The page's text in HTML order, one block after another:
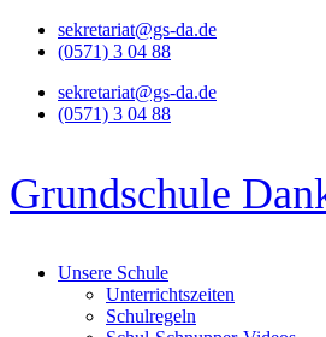
sekretariat@gs-da.de
(0571) 3 04 88
sekretariat@gs-da.de
(0571) 3 04 88
Grundschule
Unsere Schule
Unterrichtszeiten
Schulregeln